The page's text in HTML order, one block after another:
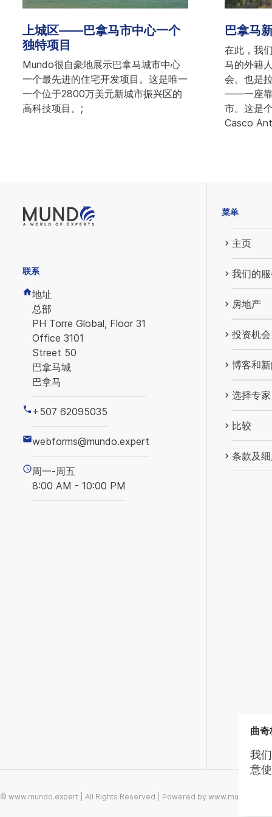
上城区——巴拿马市中心一个
独特项目
Mundo很自豪地展示巴拿马城市中心
一个最先进的住宅开发项目。这是唯一
一个位于2800万美元新城市振兴区的
高科技项目。;
巴拿马
在此，我
马的外籍
会。也是
——一座靠
市。这是
Casco
联系
地址
总部
PH Torre Global, Floor 31
Office 3101
Street 50
巴拿马城
巴拿马
+507 62095035
webforms@mundo.expert
周一-周五
8:00 AM - 10:00 PM
菜单
主页
我们的
房地产
投资机会
博客和
选择专家
比较
条款及
© www.mundo.expert | All Rights Reserved | Powered by
曲
我
意